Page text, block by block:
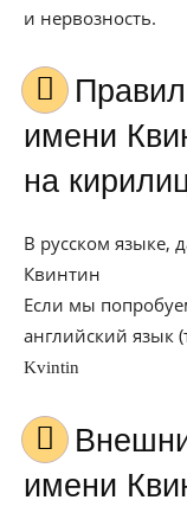
и нервозность.
Правильное написание
имени
на
В русском языке,
Квинтин
Если мы
английский язык
Kvintin
Внешние качества для
имени